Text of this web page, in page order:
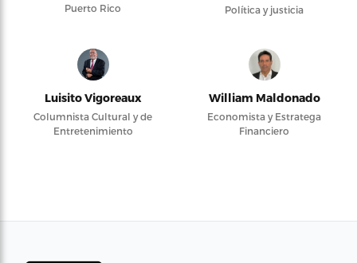
Puerto Rico
Política y justicia
Luisito Vigoreaux
Columnista Cultural y de
Entretenimiento
William Maldonado
Economista y Estratega
Financiero